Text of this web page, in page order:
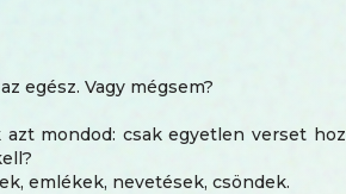
egész. Vagy mégsem?
mondod: csak egyetlen verset
emlékek, nevetések, csöndek.